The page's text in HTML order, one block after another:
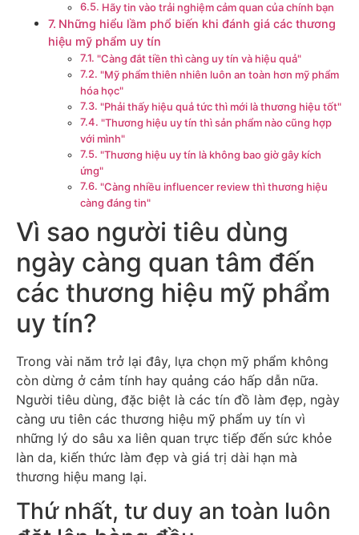
Hãy tin vào trải nghiệm cảm quan của chính bạn
Những hiểu lầm phổ biến khi đánh giá các thương
hiệu mỹ phẩm uy tín
"Càng đắt tiền thì càng uy tín và hiệu quả"
"Mỹ phẩm thiên nhiên luôn an toàn hơn mỹ phẩm
hóa học"
"Phải thấy hiệu quả tức thì mới là thương hiệu tốt"
"Thương hiệu uy tín thì sản phẩm nào cũng hợp
với mình"
"Thương hiệu uy tín là không bao giờ gây kích
ứng"
"Càng nhiều influencer review thì thương hiệu
càng đáng tin"
Vì sao người tiêu dùng
ngày càng quan tâm đến
các thương hiệu mỹ phẩm
uy tín?
Trong vài năm trở lại đây, lựa chọn mỹ phẩm không
còn dừng ở cảm tính hay quảng cáo hấp dẫn nữa.
Người tiêu dùng, đặc biệt là các tín đồ làm đẹp, ngày
càng ưu tiên các thương hiệu mỹ phẩm uy tín vì
những lý do sâu xa liên quan trực tiếp đến sức khỏe
làn da, kiến thức làm đẹp và giá trị dài hạn mà
thương hiệu mang lại.
Thứ nhất, tư duy an toàn luôn